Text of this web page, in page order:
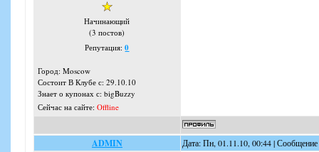
Начинающий
(3 постов)
Репутация:0
Город: Moscow
Состоит В Клубе с: 29.10.10
Знает о купонах с: bigBuzzy
Сейчас на сайте: Offline
ADMIN Дата: Пн, 01.11.10, 00:44 |